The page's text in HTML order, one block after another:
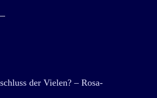
der Vielen? – Rosa-